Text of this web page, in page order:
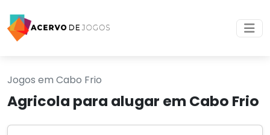
Jogos em Cabo Frio
Agricola para alugar em Cabo Frio